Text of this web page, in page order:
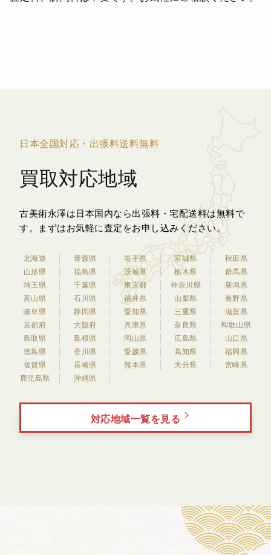
日本全国対応・出張料送料無料
買取対応地域
古美術永澤は日本国内なら出張料・宅配送料は無料で
す。
まずはお気軽に査定をお申し込みください。
北海道 青森県 岩手県 宮城県
秋田県
山形県
福島県 茨城県 栃木県
群馬県
埼玉県
千葉県 東京都 神奈川県
新潟県
富山県
石川県 福井県 山梨県
長野県
岐阜県
静岡県 愛知県 三重県
滋賀県
京都府
大阪府 兵庫県 奈良県
和歌山県
鳥取県
島根県 岡山県 広島県
山口県
徳島県
香川県 愛媛県 高知県
福岡県
佐賀県
長崎県 熊本県 大分県
宮崎県
鹿児島県
沖縄県
対応地域一覧を見る